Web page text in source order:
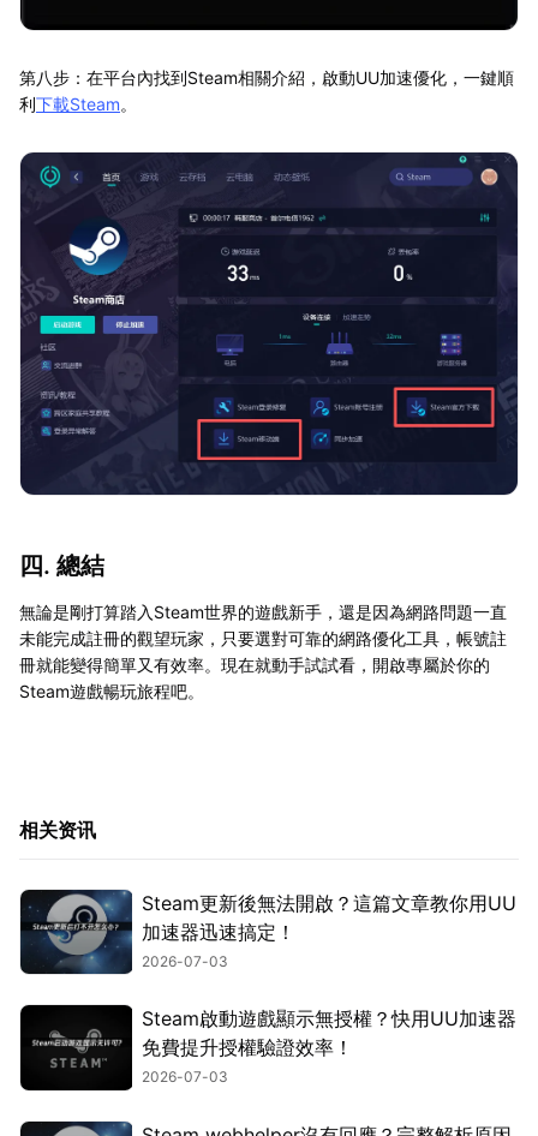
第八步：在平台內找到Steam相關介紹，啟動UU加速優化，一鍵順
利下載Steam。
四. 總結
無論是剛打算踏入Steam世界的遊戲新手，還是因為網路問題一直
未能完成註冊的觀望玩家，只要選對可靠的網路優化工具，帳號註
冊就能變得簡單又有效率。現在就動手試試看，開啟專屬於你的
Steam遊戲暢玩旅程吧。
相关资讯
Steam更新後無法開啟？這篇文章教你用UU
加速器迅速搞定！
2026-07-03
Steam啟動遊戲顯示無授權？快用UU加速器
免費提升授權驗證效率！
2026-07-03